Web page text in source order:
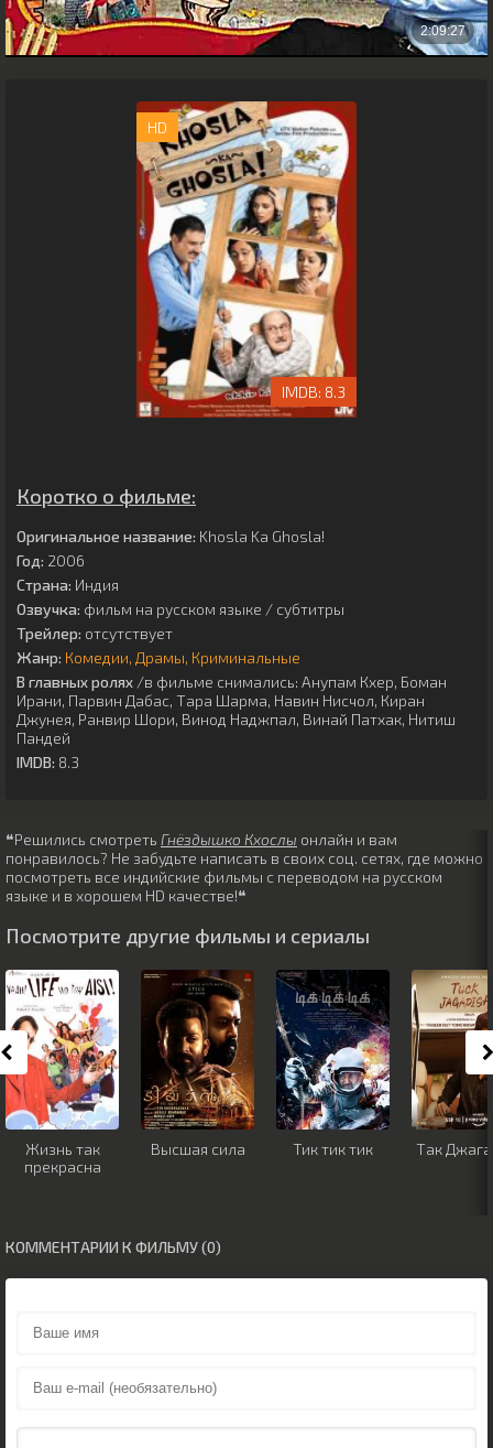
HD
8.3
Коротко о фильме:
Оригинальное название: Khosla Ka Ghosla!
Год: 2006
Страна: Индия
Озвучка: фильм на русском языке / субтитры
Трейлер: отсутствует
Жанр: Комедии Драмы Криминальные
В главных ролях /в фильме снимались: Анупам Кхер, Боман
Ирани, Парвин Дабас, Тара Шарма, Навин Нисчол, Киран
Джунея, Ранвир Шори, Винод Наджпал, Винай Патхак, Нитиш
Пандей
IMDB: 8.3
❝Решились смотреть Гнёздышко Кхослы онлайн и вам
понравилось? Не забудьте написать в своих соц. сетях, где можно
посмотреть все индийские фильмы с переводом на русском
языке и в хорошем HD качестве!❝
Посмотрите другие фильмы и сериалы
Жизнь так
прекрасна
Высшая сила Тик тик тик Так
КОММЕНТАРИИ К ФИЛЬМУ (0)